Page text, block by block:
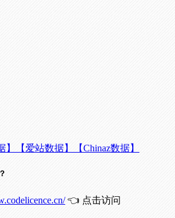
】 【爱站数据】 【Chinaz数据】
👈 点击访问